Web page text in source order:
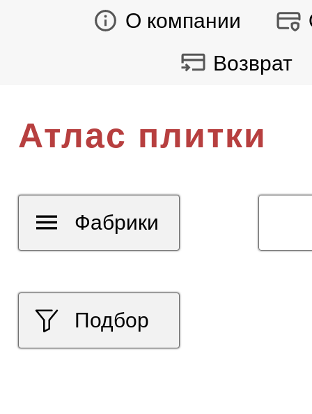
О компании
Возврат
Атлас плитки
Подбор
Фабрики